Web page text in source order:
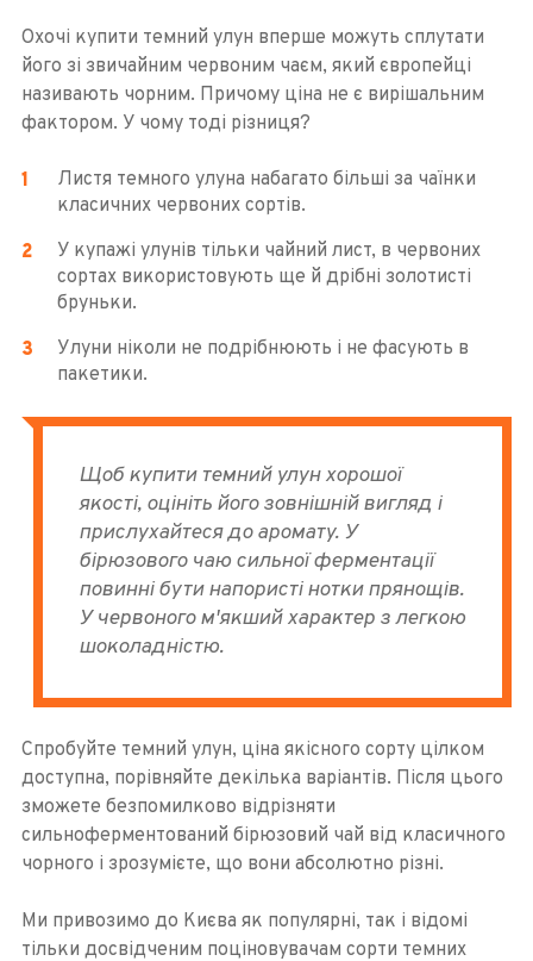
Охочі купити темний улун вперше можуть сплутати
його зі звичайним червоним чаєм, який європейці
називають чорним. Причому ціна не є вирішальним
фактором. У чому тоді різниця?
Листя темного улуна набагато більші за чаїнки
класичних червоних сортів.
У купажі улунів тільки чайний лист, в червоних
сортах використовують ще й дрібні золотисті
бруньки.
Улуни ніколи не подрібнюють і не фасують в
пакетики.
Щоб купити темний улун хорошої
якості, оцініть його зовнішній вигляд і
прислухайтеся до аромату. У
бірюзового чаю сильної ферментації
повинні бути напористі нотки прянощів.
У червоного м'якший характер з легкою
шоколадністю.
Спробуйте темний улун, ціна якісного сорту цілком
доступна, порівняйте декілька варіантів. Після цього
зможете безпомилково відрізняти
сильноферментований бірюзовий чай від класичного
чорного і зрозумієте, що вони абсолютно різні.
Ми привозимо до Києва як популярні, так і відомі
тільки досвідченим поціновувачам сорти темних